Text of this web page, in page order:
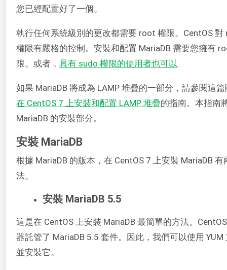
您已經配置好了一個。
執行任何系統級別的更改都需要 root 權限。CentOS 對
權限有嚴格的控制。安裝和配置 MariaDB 需要您擁有
限。或者， 具有 sudo 權限的使用者也可以
如果 MariaDB 將成為 LAMP 堆疊的一部分，請參閱這
在 CentOS 7 上安裝和配置 LAMP 堆疊的指南。本指南
MariaDB 的安裝部分。
安裝 MariaDB
根據 MariaDB 的版本，在 CentOS 7 上安裝 MariaDB 有
法。
安裝 MariaDB 5.5
這是在 CentOS 上安裝 MariaDB 最簡單的方法。
器託管了 MariaDB 5.5 套件。因此，我們可以使用 YUM
並安裝它。